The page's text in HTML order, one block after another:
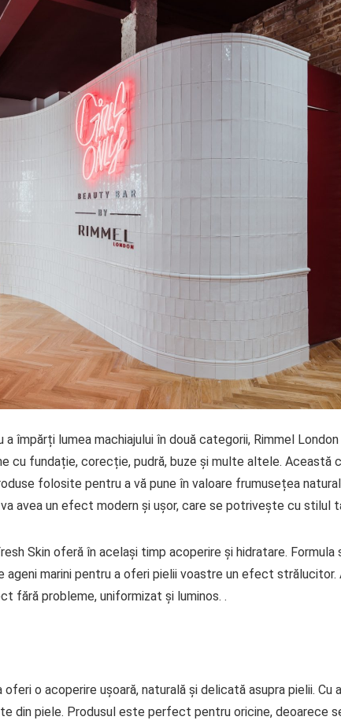
împărți lumea machiajului în două categorii, Rimmel
cu fundație, corecție, pudră, buze și multe altele. Această
folosite pentru a vă pune în valoare frumusețea
avea un efect modern și ușor, care se potrivește cu stilul
Skin oferă în același timp acoperire și hidratare. Formula
ageni marini pentru a oferi pielii voastre un efect strălucitor.
fără probleme, uniformizat și luminos. .
o acoperire ușoară, naturală și delicată asupra pielii. Cu
din piele. Produsul este perfect pentru oricine, deoarece